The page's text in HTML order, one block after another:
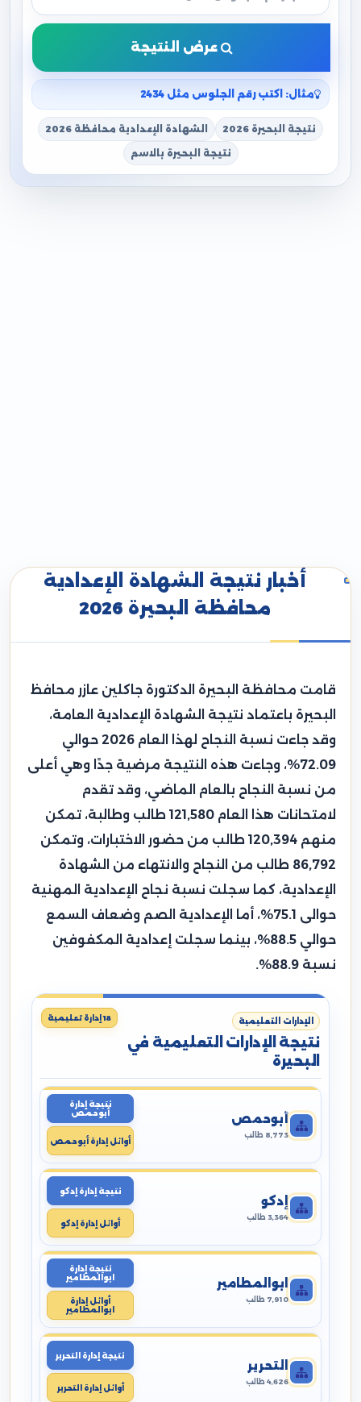
عرض النتيجة
مثال: اكتب رقم الجلوس مثل 2434
نتيجة البحيرة 2026 الشهادة الإعدادية محافظة 2026
نتيجة البحيرة بالاسم
أخبار نتيجة الشهادة الإعدادية
محافظة البحيرة 2026
قامت محافظة البحيرة الدكتورة جاكلين عازر محافظ
البحيرة باعتماد نتيجة الشهادة الإعدادية العامة،
وقد جاءت نسبة النجاح لهذا العام 2026 حوالي
72.09%، وجاءت هذه النتيجة مرضية جدًا وهي أعلى
من نسبة النجاح بالعام الماضي، وقد تقدم
لامتحانات هذا العام 121,580 طالب وطالبة، تمكن
منهم 120,394 طالب من حضور الاختبارات، وتمكن
86,792 طالب من النجاح والانتهاء من الشهادة
الإعدادية، كما سجلت نسبة نجاح الإعدادية المهنية
حوالى 75.1%، أما الإعدادية الصم وضعاف السمع
حوالي 88.5%، بينما سجلت إعدادية المكفوفين
نسبة 88.9%.
الإدارات التعليمية
نتيجة الإدارات التعليمية في
البحيرة
18 إدارة تعليمية
أبوحمص
8,773 طالب
نتيجة إدارة
أبوحمص
أوائل إدارة أبوحمص
إدكو
3,364 طالب
نتيجة إدارة إدكو
أوائل إدارة إدكو
ابوالمطامير
7,910 طالب
نتيجة إدارة
ابوالمطامير
أوائل إدارة
ابوالمطامير
التحرير
4,626 طالب
نتيجة إدارة التحرير
أوائل إدارة التحرير